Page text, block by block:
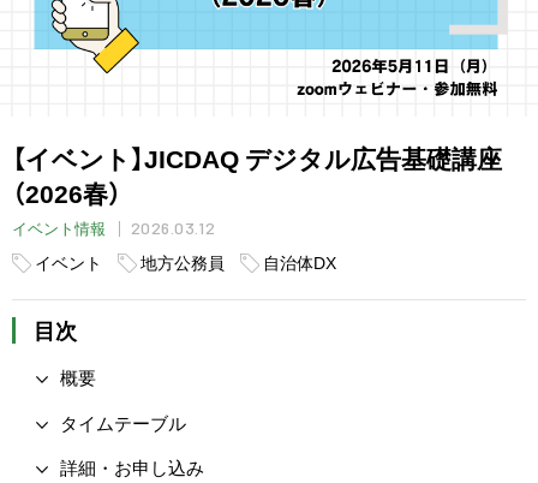
【イベント】JICDAQ デジタル広告基礎講座
（2026春）
イベント情報
2026.03.12
イベント
地方公務員 自治体DX
目次
概要
タイムテーブル
詳細・お申し込み